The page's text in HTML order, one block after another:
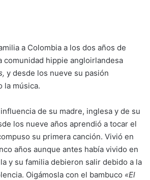
a Colombia a los dos años de
comunidad hippie angloirlandesa
y desde los nueve su pasión
la música.
de su madre, inglesa y de su
los nueve años aprendió a tocar el
su primera canción. Vivió en
años aunque antes había vivido en
y su familia debieron salir debido a la
Oigámosla con el bambuco «El